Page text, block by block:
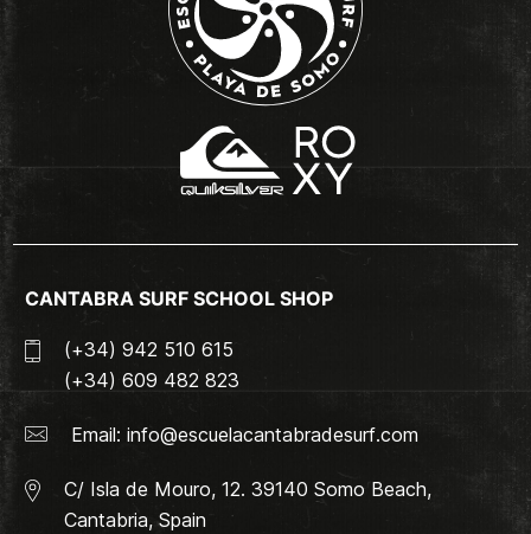
CANTABRA SURF SCHOOL SHOP
(+34) 942 510 615
(+34) 609 482 823
Email: info@escuelacantabradesurf.com
C/ Isla de Mouro, 12. 39140 Somo Beach,
Cantabria, Spain